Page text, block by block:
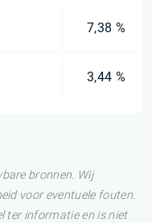
7,38 %
3,44 %
bronnen. Wij
voor eventuele fouten.
ter informatie en is niet